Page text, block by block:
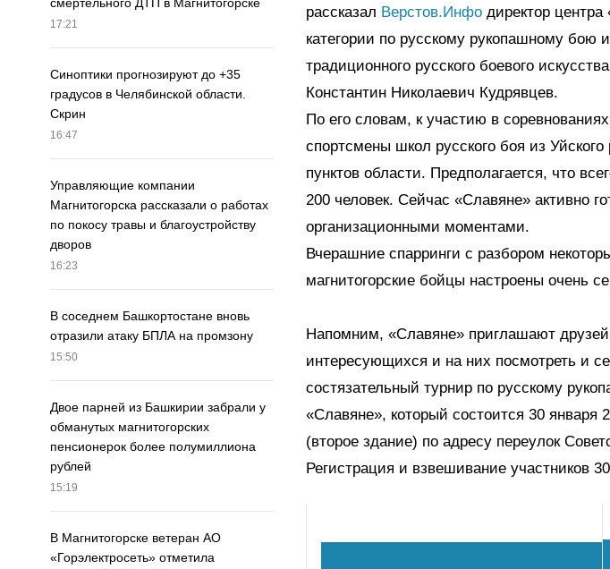
смертельного ДТП в Магнитогорске
17:21
Синоптики прогнозируют до +35
градусов в Челябинской области.
Скрин
16:47
Управляющие компании
Магнитогорска рассказали о работах
по покосу травы и благоустройству
дворов
16:23
В соседнем Башкортостане вновь
отразили атаку БПЛА на промзону
15:50
Двое парней из Башкирии забрали у
обманутых магнитогорских
пенсионерок более полумиллиона
рублей
15:19
В Магнитогорске ветеран АО
«Горэлектросеть» отметила
рассказал Верстов.Инфо директор
категории по русскому рукопашному бою
традиционного русского боевого
Константин Николаевич Кудрявцев.
По его словам, к участию в
спортсмены школ русского боя из
пунктов области. Предполагается, что
200 человек. Сейчас «Славяне» активно
организационными моментами.
Вчерашние спарринги с разбором
магнитогорские бойцы настроены очень
Напомним, «Славяне» приглашают
интересующихся и на них посмотреть и
состязательный турнир по русскому
«Славяне», который состоится 30
(второе здание) по адресу переулок
Регистрация и взвешивание участников